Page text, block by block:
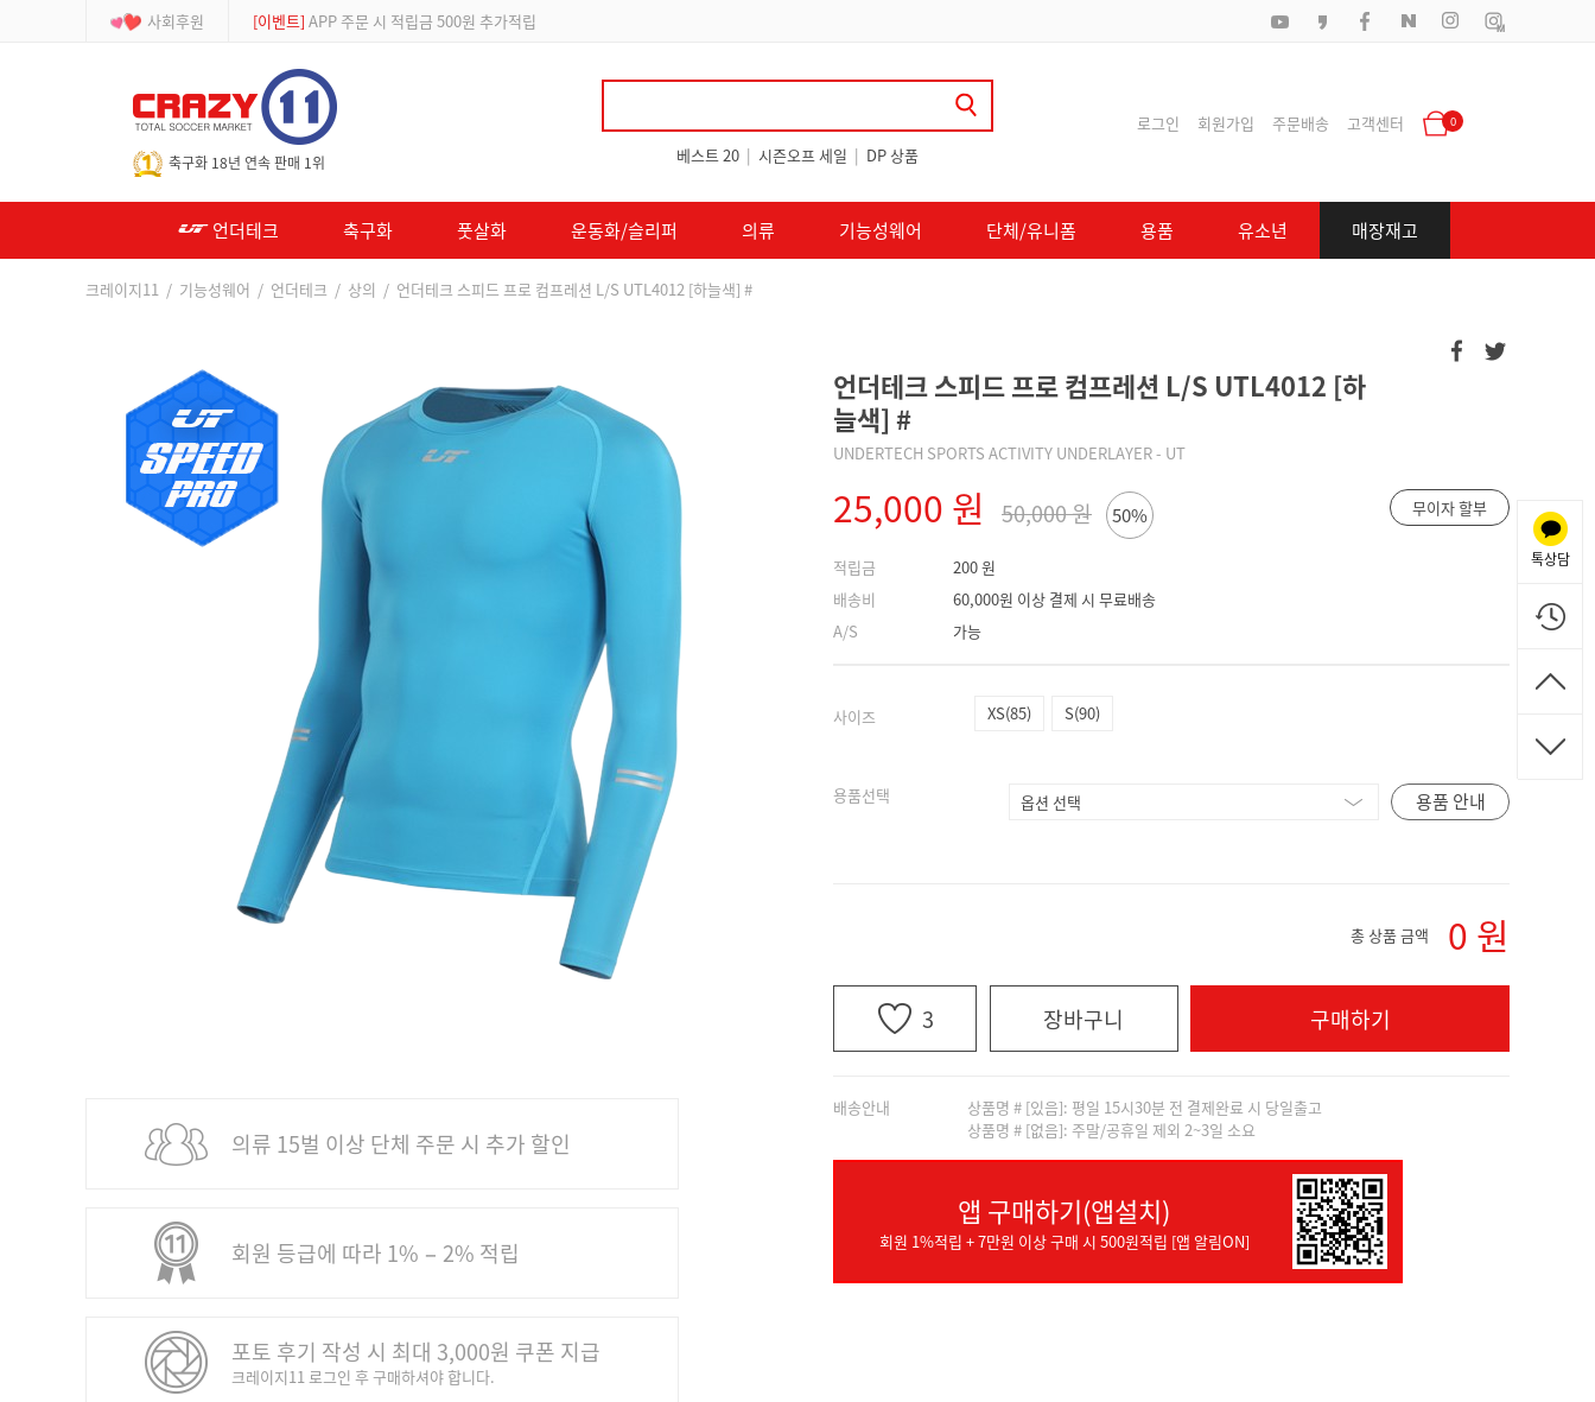
사회후원 [등급제] 회원가입 시 최대 2% 적립 및 할인 쿠폰 지급
축구화 18년 연속 판매 1위 베스트 20 | 시즌오프 세일 | DP 상품
로그인 회원가입 주문배송 고객센터 0
언더테크 축구화 풋살화 운동화/슬리퍼 의류 기능성웨어 단체/유니폼 용품 유소년 매장재고
크레이지11 / 기능성웨어 / 언더테크 / 상의 / 언더테크 스피드 프로 컴프레션 L/S UTL4012 [하늘색] #
의류 15벌 이상 단체 주문 시 추가 할인
회원 등급에 따라 1% − 2% 적립
포토 후기 작성 시 최대 3,000원 쿠폰 지급
크레이지11 로그인 후 구매하셔야 합니다.
언더테크 스피드 프로 컴프레션 L/S UTL4012 [하
늘색] #
UNDERTECH SPORTS ACTIVITY UNDERLAYER - UT
25,000 원 50,000 원 50% 무이자 할부
적립금
배송비
A/S
200 원
60,000원 이상 결제 시 무료배송
가능
사이즈 XS(85) S(90)
용품선택 용품 안내
총 상품 금액 0 원
3 장바구니 구매하기
배송안내
상품명 # [있음]: 평일 15시30분 전 결제완료 시 당일출고
상품명 # [없음]: 주말/공휴일 제외 2~3일 소요
앱 구매하기(앱설치)
회원 1%적립 + 7만원 이상 구매 시 500원적립 [앱 알림ON]
톡상담